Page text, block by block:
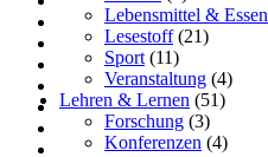
Lebensmittel & Essen
Lesestoff(21)
Sport (11)
Veranstaltung (4)
Lehren & Lernen (51)
Forschung (3)
Konferenzen (4)